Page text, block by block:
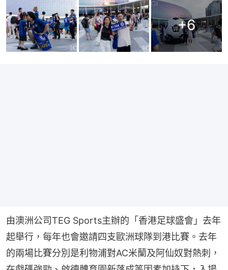
+6
由澳洲公司TEG Sports主辦的「香港足球盛會」去年
起舉行，每年也會邀請四支歐洲球隊到港比賽。去年
的兩場比賽分別是利物浦對AC米蘭及阿仙奴對熱刺，